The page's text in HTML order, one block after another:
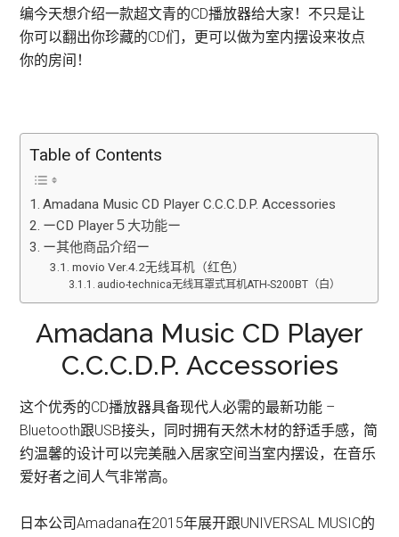
编今天想介绍一款超文青的CD播放器给大家！不只是让
你可以翻出你珍藏的CD们，更可以做为室内摆设来妆点
你的房间！
Table of Contents
Amadana Music CD Player C.C.C.D.P. Accessories
ーCD Player５大功能ー
ー其他商品介绍ー
movio Ver.4.2无线耳机（红色）
audio-technica无线耳罩式耳机ATH-S200BT（白）
Amadana Music CD Player
C.C.C.D.P. Accessories
这个优秀的CD播放器具备现代人必需的最新功能 –
Bluetooth跟USB接头，同时拥有天然木材的舒适手感，简
约温馨的设计可以完美融入居家空间当室内摆设，在音乐
爱好者之间人气非常高。
日本公司Amadana在2015年展开跟UNIVERSAL MUSIC的